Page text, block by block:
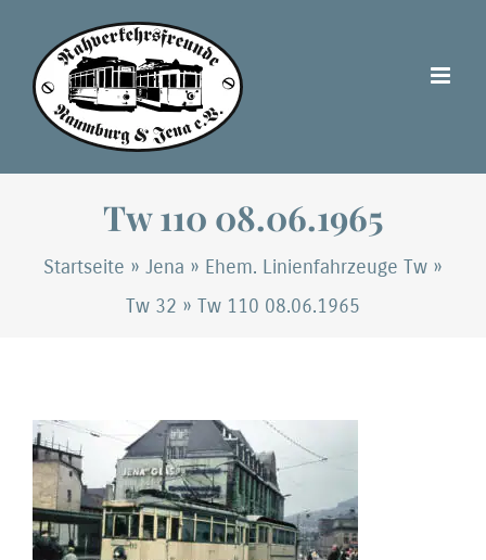
Inhalt
springen
Tw 110 08.06.1965
Startseite » Jena » Ehem. Linienfahrzeuge Tw »
Tw 32 » Tw 110 08.06.1965